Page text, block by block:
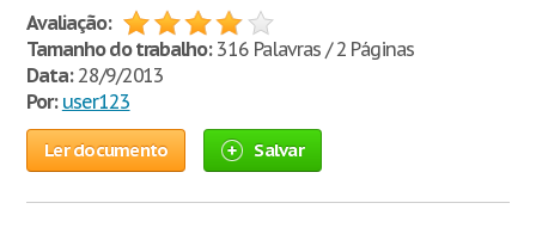
Avaliação:
Tamanho do trabalho:316 Palavras / 2 Páginas
Data:28/9/2013
Por: user123
Ler documento Salvar